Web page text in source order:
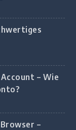
– Wie
–